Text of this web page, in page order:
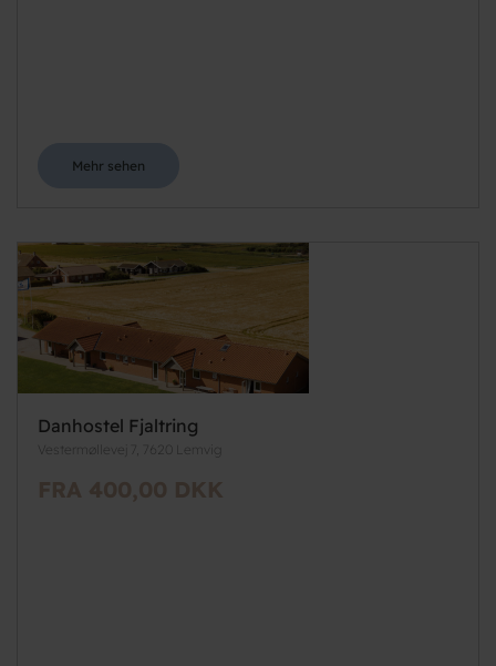
Mehr sehen
Danhostel Fjaltring
Vestermøllevej 7, 7620 Lemvig
FRA 400,00 DKK